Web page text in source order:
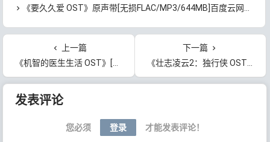
《要久久爱 OST》原声带[无损FLAC/MP3/644MB]百度云网盘下载
上一篇
《机智的医生生活 OST》[无损FLAC/MP3/626MB]百度云网盘下载
下一篇
《壮志凌云2：独行侠 OST》电影原声带[无损FLAC/MP3/]百度云网盘下载
文章导航
发表评论
您必须 登录 才能发表评论！